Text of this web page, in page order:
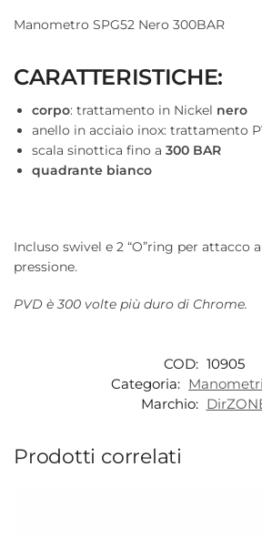
Manometro SPG52 Nero 300BAR
CARATTERISTICHE:
corpo: trattamento in Nickel nero
anello in acciaio inox: trattamento
scala sinottica fino a 300 BAR
quadrante bianco
Incluso swivel e 2 “O”ring per attacco
pressione.
PVD è 300 volte più duro di Chrome.
COD: 10905
Categoria:
Marchio:
Prodotti correlati